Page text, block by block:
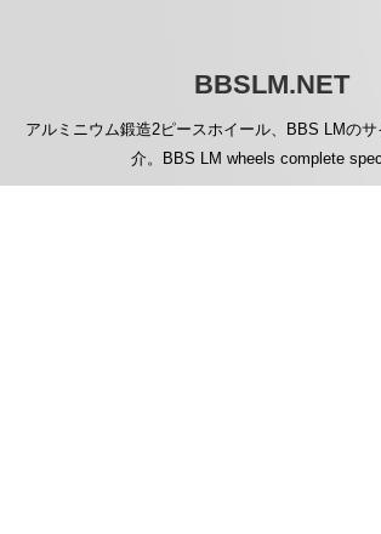
BBSLM.NET
アルミニウム鍛造2ピースホイール、BBS LMの
介。BBS LM wheels complete